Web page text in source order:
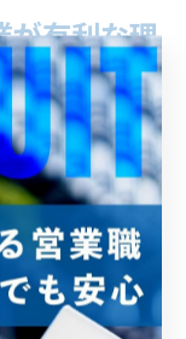
が有利な理
IT業界で注目さ
進と地元企業の
の製造業中心
ューションの導
なっています。